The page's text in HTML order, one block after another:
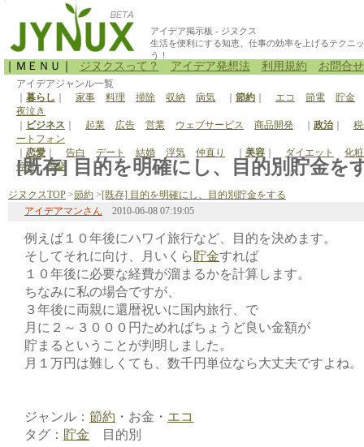
アイデア掲示板 - ジヌクス
生活を便利にする知恵、仕事の効率を上げるテクニ
う！
｜ＭＥＮＵ｜ ジヌクスって？ アイデア発想法 利用規約 お問合せ
アイデアジャンル一覧
暮らし 家事 料理 掃除 収納 病気 節約 エコ 節電
貯金
夜泣き
ビジネス 起業 広告 営業 ウェブサービス 商品開発 政治｜
ートフォン
恋愛 告白 デート 結婚 浮気 仲直り 美容 ダイエット
化
停電
原発
[既存] 目的を明確にし、目的別貯金を
ジヌクスTOP >節約 >[既存] 目的を明確にし、目的別貯金をする
アイデアマンさん 2010-06-08 07:19:05
例えば１０年後にハワイ旅行など、目的を決めます。
そしてそれに向け、月いくら貯金すれば
１０年後に必要な経費が溜まるかを計算します。
ちなみに私の場合ですが、
３年後に両親に還暦祝いに国内旅行、で
月に２～３０００円ためればちょうど良い金額が
貯まるということが判明しました。
月１万円は難しくても、数千円単位なら大丈夫ですよね。
ジャンル： 節約 ・お金・ エコ
タグ： 貯金 目的別